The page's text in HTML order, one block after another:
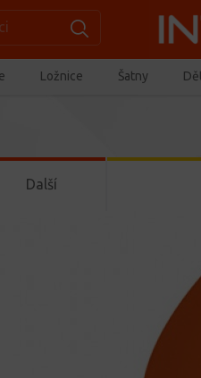
Ložnice Šatny
Další